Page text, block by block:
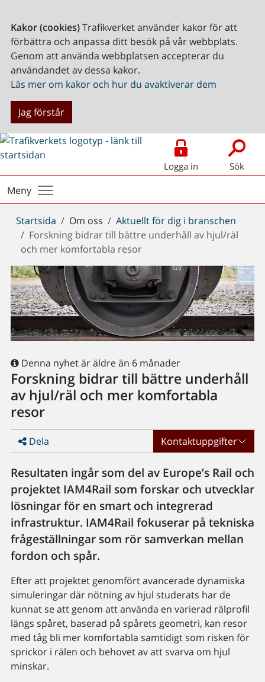
Kakor (cookies)Trafikverket använder kakor för att
förbättra och anpassa ditt besök på vår webbplats.
Genom att använda webbplatsen accepterar du
användandet av dessa kakor.
Läs mer om kakor och hur du avaktiverar dem
Jag förstår
Logga in Sök
Meny
Du
är
här:
Startsida Om oss
Aktuellt för dig i branschen
Forskning bidrar till bättre underhåll av hjul/räl
och mer komfortabla resor
Denna nyhet är äldre än 6 månader
Forskning bidrar till bättre underhåll
av hjul/räl och mer komfortabla
resor
Dela Kontaktuppgifter
Resultaten ingår som del av Europe’s Rail och
projektet IAM4Rail som forskar och utvecklar
lösningar för en smart och integrerad
infrastruktur. IAM4Rail fokuserar på tekniska
frågeställningar som rör samverkan mellan
fordon och spår.
Efter att projektet genomfört avancerade dynamiska
simuleringar där nötning av hjul studerats har de
kunnat se att genom att använda en varierad rälprofil
längs spåret, baserad på spårets geometri, kan resor
med tåg bli mer komfortabla samtidigt som risken för
sprickor i rälen och behovet av att svarva om hjul
minskar.